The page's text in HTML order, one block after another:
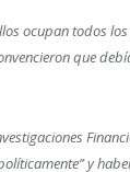
ocupan todos
que
y